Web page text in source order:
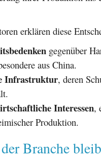
erklären diese
gegenüber
aus China.
Infrastruktur, deren
Interessen,
Produktion.
Branche